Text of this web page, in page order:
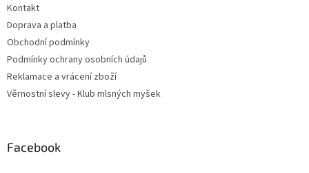
Kontakt
Doprava a platba
Obchodní podmínky
Podmínky ochrany osobních údajů
Reklamace a vrácení zboží
Věrnostní slevy - Klub mlsných myšek
Facebook